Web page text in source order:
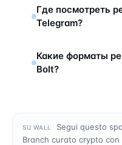
Где посмотреть
Telegram?
Какие форматы
Bolt?
SU WALL
Segui questo
Branch curato crypto